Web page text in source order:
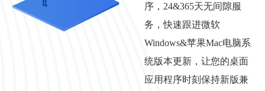
序，24&365天无间隙服
务，快速跟进微软
Windows&苹果Mac电脑系
统版本更新，让您的桌面
应用程序时刻保持新版兼